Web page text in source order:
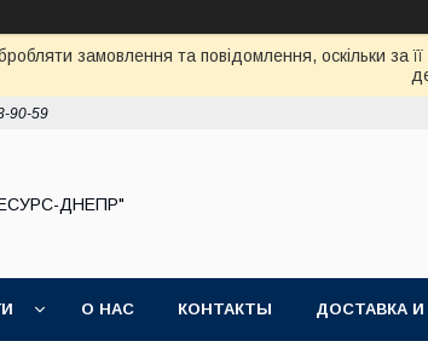
замовлення та повідомлення, оскільки за
90-59
ДНЕПР"
О НАС КОНТАКТЫ ДОСТАВКА